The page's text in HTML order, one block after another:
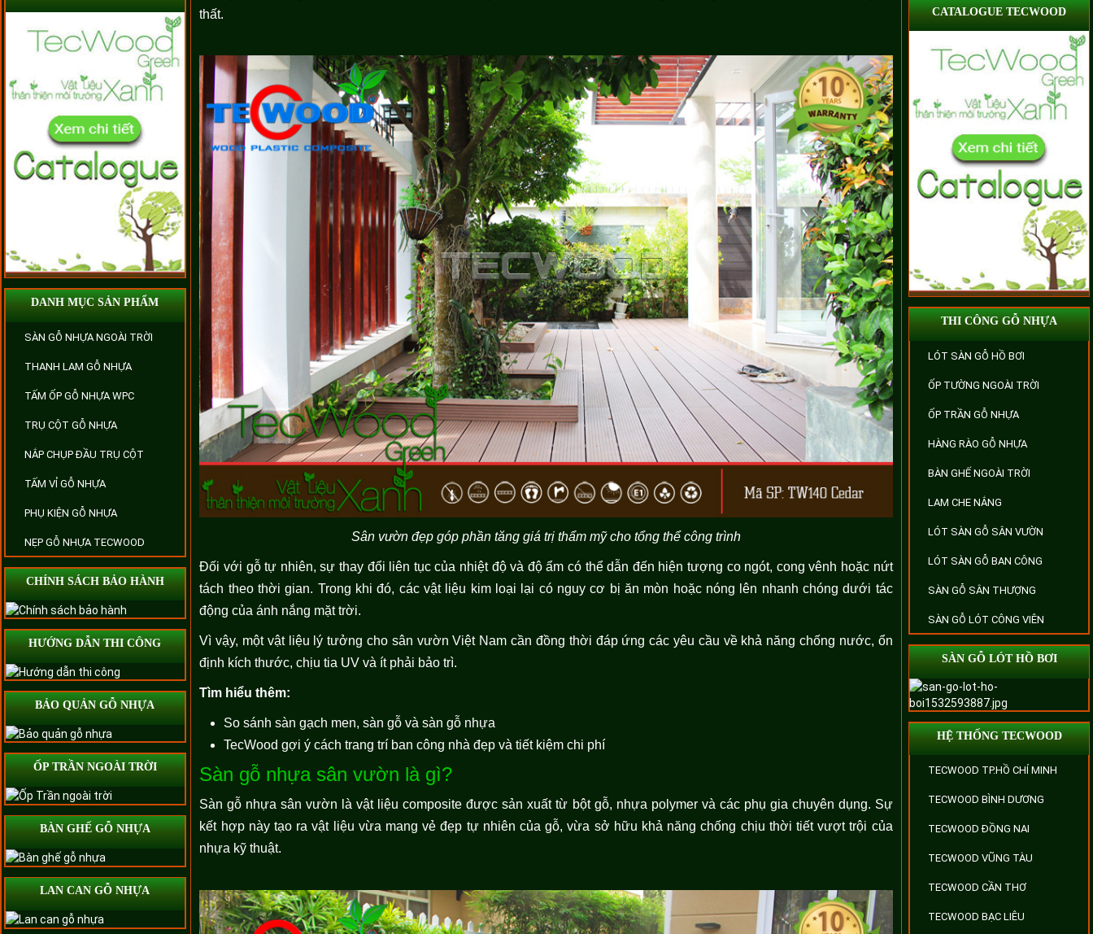
DANH MỤC SẢN PHẨM
SÀN GỖ NHỰA NGOÀI TRỜI
THANH LAM GỖ NHỰA
TẤM ỐP GỖ NHỰA WPC
TRỤ CỘT GỖ NHỰA
NẮP CHỤP ĐẦU TRỤ CỘT
TẤM VỈ GỖ NHỰA
PHỤ KIỆN GỖ NHỰA
NẸP GỖ NHỰA TECWOOD
CHÍNH SÁCH BẢO HÀNH
HƯỚNG DẪN THI CÔNG
BẢO QUẢN GỖ NHỰA
ỐP TRẦN NGOÀI TRỜI
BÀN GHẾ GỖ NHỰA
LAN CAN GỖ NHỰA
thất.
Sân vườn đẹp góp phần tăng giá trị thẩm mỹ cho tổng thể công trình
Đối với gỗ tự nhiên, sự thay đổi liên tục của nhiệt độ và độ ẩm có thể dẫn đến hiện tượng co ngót, cong vênh hoặc nứt
tách theo thời gian. Trong khi đó, các vật liệu kim loại lại có nguy cơ bị ăn mòn hoặc nóng lên nhanh chóng dưới tác
động của ánh nắng mặt trời.
Vì vậy, một vật liệu lý tưởng cho sân vườn Việt Nam cần đồng thời đáp ứng các yêu cầu về khả năng chống nước, ổn
định kích thước, chịu tia UV và ít phải bảo trì.
Tìm hiểu thêm:
So sánh sàn gạch men, sàn gỗ và sàn gỗ nhựa
TecWood gợi ý cách trang trí ban công nhà đẹp và tiết kiệm chi phí
Sàn gỗ nhựa sân vườn là gì?
Sàn gỗ nhựa sân vườn là vật liệu composite được sản xuất từ bột gỗ, nhựa polymer và các phụ gia chuyên dụng. Sự
kết hợp này tạo ra vật liệu vừa mang vẻ đẹp tự nhiên của gỗ, vừa sở hữu khả năng chống chịu thời tiết vượt trội của
nhựa kỹ thuật.
CATALOGUE TECWOOD
THI CÔNG GỖ NHỰA
LÓT SÀN GỖ HỒ BƠI
ỐP TƯỜNG NGOÀI TRỜI
ỐP TRẦN GỖ NHỰA
HÀNG RÀO GỖ NHỰA
BÀN GHẾ NGOÀI TRỜI
LAM CHE NẮNG
LÓT SÀN GỖ SÂN VƯỜN
LÓT SÀN GỖ BAN CÔNG
SÀN GỖ SÂN THƯỢNG
SÀN GỖ LÓT CÔNG VIÊN
SÀN GỖ LÓT HỒ BƠI
HỆ THỐNG TECWOOD
TECWOOD TP.HỒ CHÍ MINH
TECWOOD BÌNH DƯƠNG
TECWOOD ĐỒNG NAI
TECWOOD VŨNG TÀU
TECWOOD CẦN THƠ
TECWOOD BẠC LIÊU